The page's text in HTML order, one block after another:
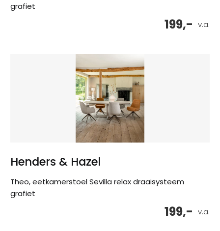
grafiet
v.a.
199,-
Henders & Hazel
Theo, eetkamerstoel Sevilla relax draaisysteem
grafiet
v.a.
199,-